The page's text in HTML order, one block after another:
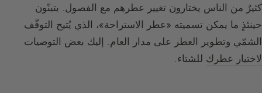
كثيرٌ من الناس يختارون تغيير عطرهم مع الفصول. يتبنّون
حينئذٍ ما يمكن تسميته «عطر الاستراحة»، الذي يُتيح التوقّف
الشمّي وتطوير العطر على مدار العام. إليك بعض التوصيات
لاختيار عطرك للشتاء.